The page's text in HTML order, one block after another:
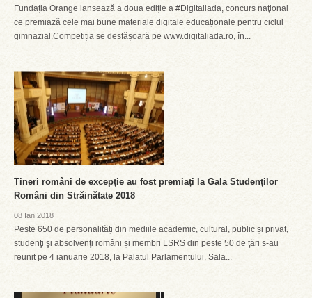
Fundația Orange lansează a doua ediție a #Digitaliada, concurs naţional
ce premiază cele mai bune materiale digitale educaționale pentru ciclul
gimnazial.Competiția se desfășoară pe www.digitaliada.ro, în...
Tineri români de excepție au fost premiați la Gala Studenților
Români din Străinătate 2018
08 Ian 2018
Peste 650 de personalități din mediile academic, cultural, public și privat,
studenţi şi absolvenţi români și membri LSRS din peste 50 de ţări s-au
reunit pe 4 ianuarie 2018, la Palatul Parlamentului, Sala...